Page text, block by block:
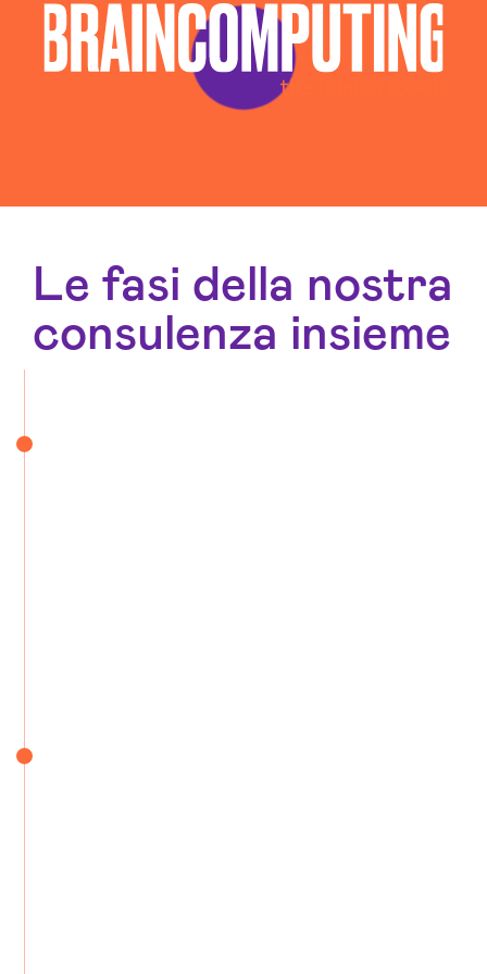
Le fasi della nostra
consulenza insieme